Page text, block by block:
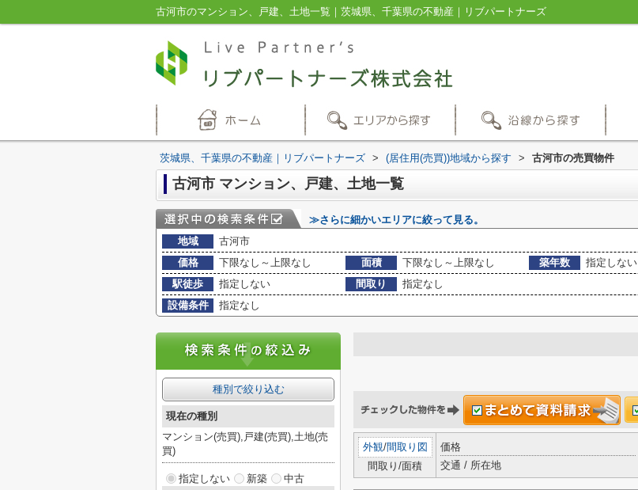
古河市のマンション、戸建、土地一覧｜茨城県、千葉県の不動産｜リブパートナーズ
茨城県、千葉県の不動産｜リブパートナーズ > (居住用(売買))地域から探す > 古河市の売買物件
古河市 マンション、戸建、土地一覧
≫さらに細かいエリアに絞って見る。
地域
古河市
価格
下限なし～上限なし 面積 下限なし～上限なし 築年数
指定しない
駅徒歩
指定しない 間取り
指定なし
設備条件
指定なし
外観/間取り図
間取り/面積
価格
交通 / 所在地
種別で絞り込む
現在の種別
マンション(売買),戸建(売買),土地(売
買)
指定しない 新築
中古